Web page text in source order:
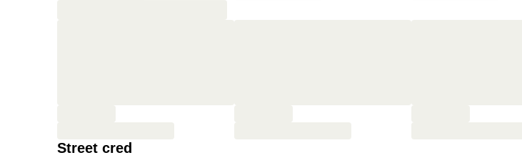
Street cred